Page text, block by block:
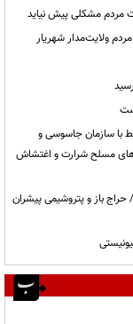
مردم مشکلی پیش نیاید
نفر از مزدوران مرتبط با سازمان جاسوسی و
۴ نفر از اعضای باندهای مسلح شرارت و اغتشاش
کالا / حراج باز و پتروشیمی پیشران